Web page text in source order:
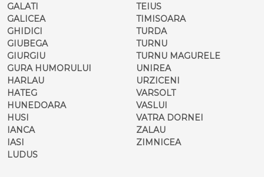
GALATI
GALICEA
GHIDICI
GIUBEGA
GIURGIU
GURA HUMORULUI
HARLAU
HATEG
HUNEDOARA
HUSI
IANCA
IASI
LUDUS
TEIUS
TIMISOARA
TURDA
TURNU
TURNU MAGURELE
UNIREA
URZICENI
VARSOLT
VASLUI
VATRA DORNEI
ZALAU
ZIMNICEA